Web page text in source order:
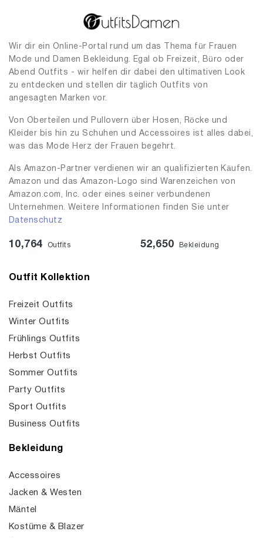
Wir dir ein Online-Portal rund um das Thema für Frauen
Mode und Damen Bekleidung. Egal ob Freizeit, Büro oder
Abend Outfits - wir helfen dir dabei den ultimativen Look
zu entdecken und stellen dir täglich Outfits von
angesagten Marken vor.
Von Oberteilen und Pullovern über Hosen, Röcke und
Kleider bis hin zu Schuhen und Accessoires ist alles dabei,
was das Mode Herz der Frauen begehrt.
Als Amazon-Partner verdienen wir an qualifizierten Käufen.
Amazon und das Amazon-Logo sind Warenzeichen von
Amazon.com, Inc. oder eines seiner verbundenen
Unternehmen. Weitere Informationen finden Sie unter
Datenschutz
10,764 Outfits 52,650 Bekleidung
Outfit Kollektion
Freizeit Outfits
Winter Outfits
Frühlings Outfits
Herbst Outfits
Sommer Outfits
Party Outfits
Sport Outfits
Business Outfits
Bekleidung
Accessoires
Jacken & Westen
Mäntel
Kostüme & Blazer